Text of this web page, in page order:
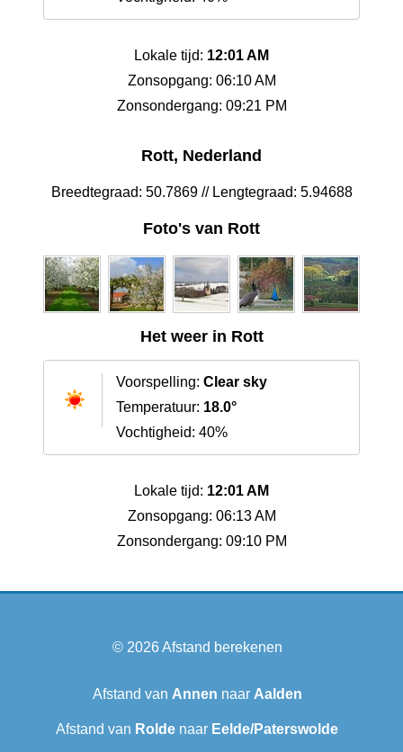
Lokale tijd: 12:01 AM
Zonsopgang: 06:10 AM
Zonsondergang: 09:21 PM
Rott, Nederland
Breedtegraad: 50.7869 // Lengtegraad: 5.94688
Foto's van Rott
Het weer in Rott
Voorspelling: Clear sky
Temperatuur: 18.0°
Vochtigheid: 40%
Lokale tijd: 12:01 AM
Zonsopgang: 06:13 AM
Zonsondergang: 09:10 PM
© 2026Afstand berekenen
Afstand van Annen naar Aalden
Afstand van Rolde naar Eelde/Paterswolde